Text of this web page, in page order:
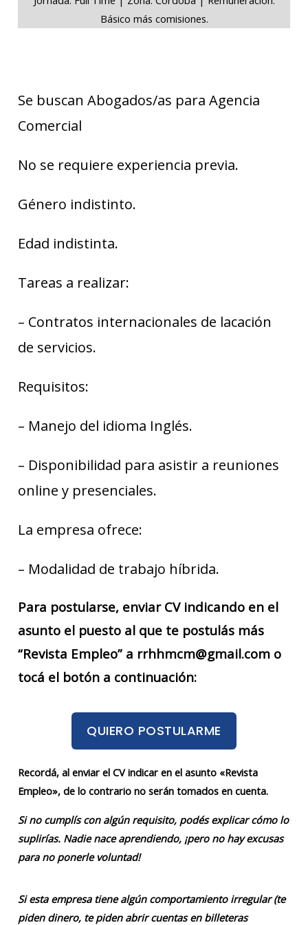
Básico más comisiones.
Se buscan Abogados/as para Agencia
Comercial
No se requiere experiencia previa.
Género indistinto.
Edad indistinta.
Tareas a realizar:
– Contratos internacionales de lacación
de servicios.
Requisitos:
– Manejo del idioma Inglés.
– Disponibilidad para asistir a reuniones
online y presenciales.
La empresa ofrece:
– Modalidad de trabajo híbrida.
Para postularse, enviar CV indicando en el
asunto el puesto al que te postulás más
“Revista Empleo” a rrhhmcm@gmail.com o
tocá el botón a continuación:
QUIERO POSTULARME
Recordá, al enviar el CV indicar en el asunto «Revista
Empleo», de lo contrario no serán tomados en cuenta.
Si no cumplís con algún requisito, podés explicar cómo lo
suplirías. Nadie nace aprendiendo, ¡pero no hay excusas
para no ponerle voluntad!
Si esta empresa tiene algún comportamiento irregular (te
piden dinero, te piden abrir cuentas en billeteras